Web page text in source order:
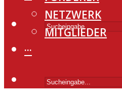
NETZWERK
MITGLIEDER
···